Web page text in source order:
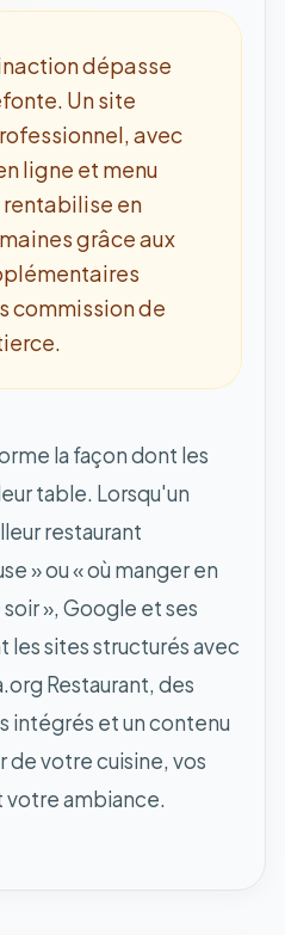
dépasse
Un site
avec
ligne et menu
en
grâce aux
commission de
la façon dont les
table. Lorsqu'un
restaurant
» ou « où manger en
», Google et ses
les sites structurés avec
Restaurant, des
intégrés et un contenu
de votre cuisine, vos
votre ambiance.